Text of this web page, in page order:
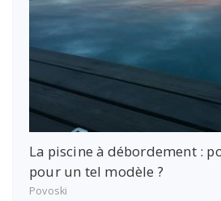
La piscine à débordement :
pour un tel modèle ?
Povoski